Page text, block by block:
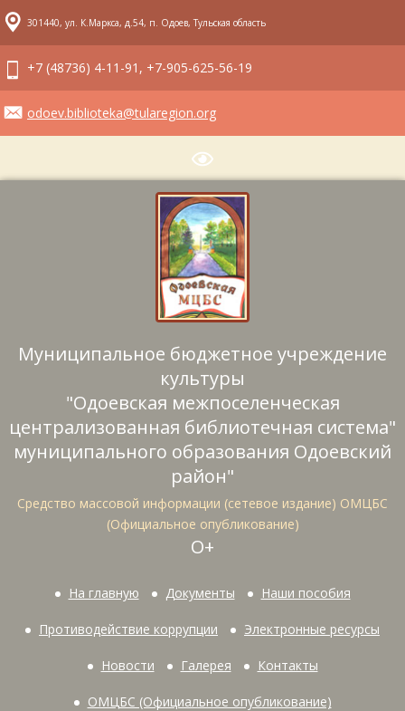
301440, ул. К.Маркса, д.54, п. Одоев, Тульская область
+7 (48736) 4-11-91, +7-905-625-56-19
odoev.biblioteka@tularegion.org
Муниципальное бюджетное учреждение
культуры
"Одоевская межпоселенческая
централизованная библиотечная система"
муниципального образования Одоевский
район"
Средство массовой информации (сетевое издание) ОМЦБС
(Официальное опубликование)
О+
На главную Документы Наши пособия
Противодействие коррупции Электронные ресурсы
Новости Галерея Контакты
ОМЦБС (Официальное опубликование)